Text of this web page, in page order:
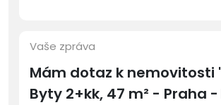
Vaše zpráva